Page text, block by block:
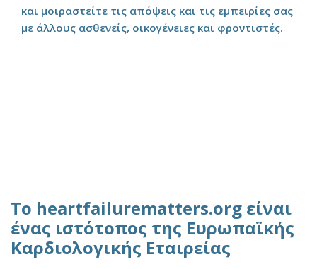
και μοιραστείτε τις απόψεις και τις εμπειρίες σας
με άλλους ασθενείς, οικογένειες και φροντιστές.
Το heartfailurematters.org είναι
ένας ιστότοπος της Ευρωπαϊκής
Καρδιολογικής Εταιρείας